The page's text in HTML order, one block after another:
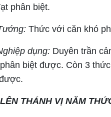
phân biệt.
Thức với căn khó
dụng:Duyên trần
biệt được. Còn 3
THÁNH VỊ NĂM